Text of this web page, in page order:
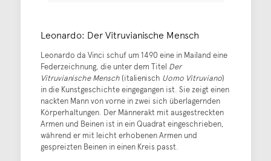
Leonardo: Der Vitruvianische Mensch
Leonardo da Vinci schuf um 1490 eine in Mailand eine
Federzeichnung, die unter dem Titel Der
Vitruvianische Mensch(italienisch Uomo Vitruviano)
in die Kunstgeschichte eingegangen ist. Sie zeigt einen
nackten Mann von vorne in zwei sich überlagernden
Körperhaltungen. Der Männerakt mit ausgestreckten
Armen und Beinen ist in ein Quadrat eingeschrieben,
während er mit leicht erhobenen Armen und
gespreizten Beinen in einen Kreis passt.